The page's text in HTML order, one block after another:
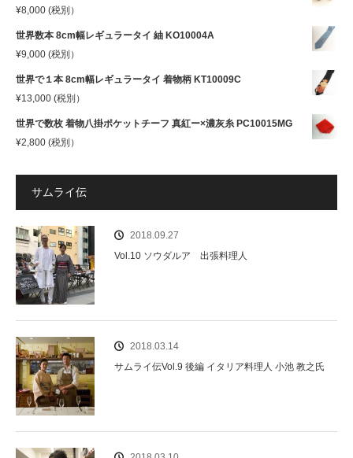
¥8,000 (税別）
世界数本 8cm幅レギュラータイ 紬 KO10004A
¥9,000 (税別）
世界で１本 8cm幅レギュラータイ 着物柄 KT10009C
¥13,000 (税別）
世界で数枚 着物八掛ポケットチーフ 真紅ー×濃灰糸 PC10015MG
¥2,800 (税別）
サムライ伝
2018.09.27
Vol.10 ソウダルア 出張料理人
2018.03.14
サムライ伝Vol.9 後編 イタリア料理人 小池 教之氏